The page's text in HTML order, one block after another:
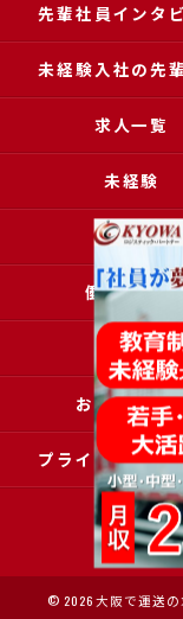
先輩社員インタ
未経験入社の先
求人一覧
未経験
高収入
働きやすい
ブログ
お問い合わ
プライバシーポ
© 2026 大阪で運送の